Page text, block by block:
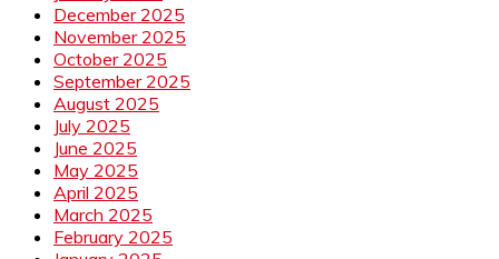
December 2025
November 2025
October 2025
September 2025
August 2025
July 2025
June 2025
May 2025
April 2025
March 2025
February 2025